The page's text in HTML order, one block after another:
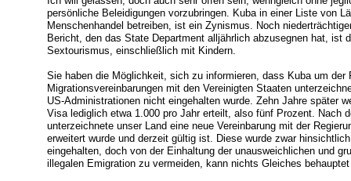
persönliche Beleidigungen vorzubringen. Kuba in einer Liste von
Menschenhandel betreiben, ist ein Zynismus. Noch
Bericht, den das State Department alljährlich abzusegnen hat, ist
Sextourismus, einschließlich mit Kindern.
Sie haben die Möglichkeit, sich zu informieren, dass Kuba um der
Migrationsvereinbarungen mit den Vereinigten Staaten
US-Administrationen nicht eingehalten wurde. Zehn Jahre später
Visa lediglich etwa 1.000 pro Jahr erteilt, also fünf Prozent. Nach
unterzeichnete unser Land eine neue Vereinbarung mit der
erweitert wurde und derzeit gültig ist. Diese wurde zwar
eingehalten, doch von der Einhaltung der unausweichlichen und
illegalen Emigration zu vermeiden, kann nichts Gleiches